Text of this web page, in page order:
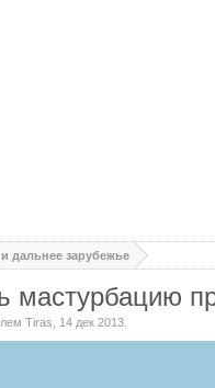
дальнее зарубежье
мастурбацию
Tiras 14 дек 2013